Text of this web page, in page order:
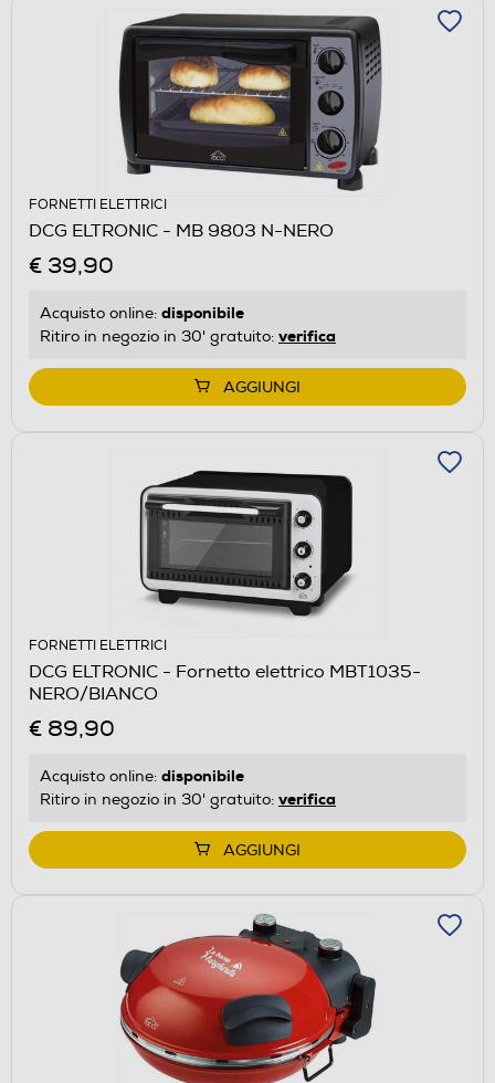
FORNETTI ELETTRICI
DCG ELTRONIC - MB 9803 N-NERO
€ 39,90
Acquisto online: disponibile
Ritiro in negozio in 30' gratuito: verifica
AGGIUNGI
FORNETTI ELETTRICI
DCG ELTRONIC - Fornetto elettrico MBT1035-
NERO/BIANCO
€ 89,90
Acquisto online: disponibile
Ritiro in negozio in 30' gratuito: verifica
AGGIUNGI